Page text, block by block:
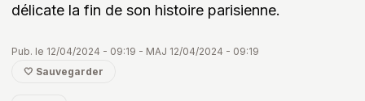
délicate la fin de son histoire parisienne.
Pub. le 12/04/2024 - 09:19 - MAJ 12/04/2024 - 09:19
🤍 Sauvegarder